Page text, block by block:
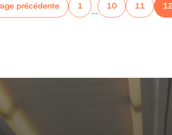
précédente 1
…
10 11